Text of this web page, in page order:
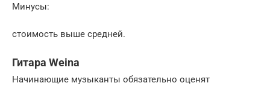
Минусы:
стоимость выше средней.
Гитара Weina
Начинающие музыканты обязательно оценят